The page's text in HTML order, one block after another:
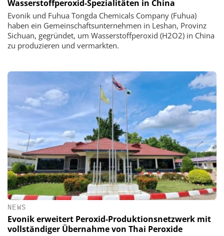
Wasserstoffperoxid-Spezialitäten in China
Evonik und Fuhua Tongda Chemicals Company (Fuhua)
haben ein Gemeinschaftsunternehmen in Leshan, Provinz
Sichuan, gegründet, um Wasserstoffperoxid (H2O2) in China
zu produzieren und vermarkten.
NEWS
Evonik erweitert Peroxid-Produktionsnetzwerk mit
vollständiger Übernahme von Thai Peroxide